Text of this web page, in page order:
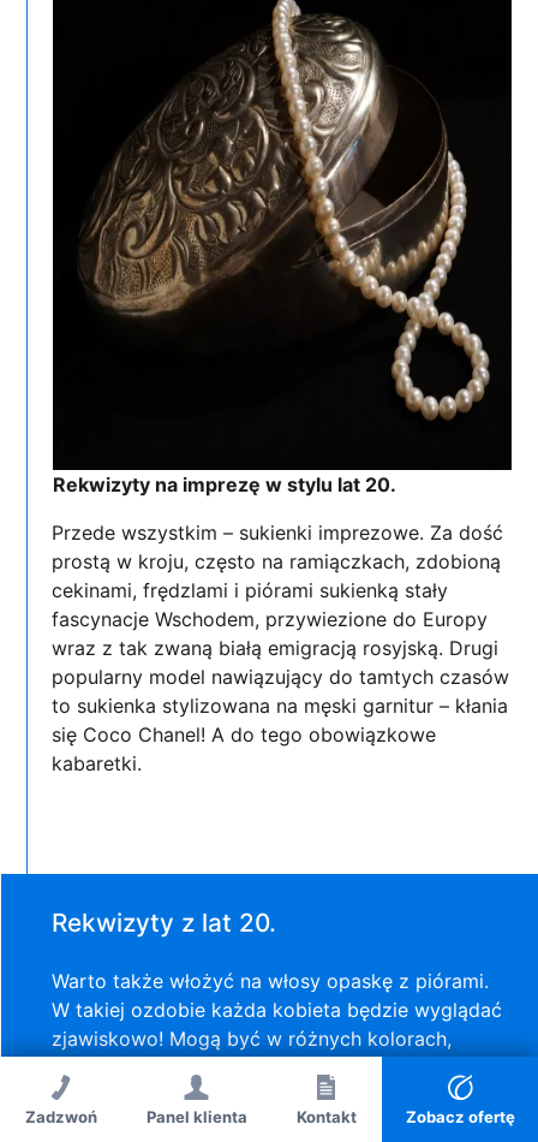
Rekwizyty na imprezę w stylu lat 20.
Przede wszystkim – sukienki imprezowe. Za dość
prostą w kroju, często na ramiączkach, zdobioną
cekinami, frędzlami i piórami sukienką stały
fascynacje Wschodem, przywiezione do Europy
wraz z tak zwaną białą emigracją rosyjską. Drugi
popularny model nawiązujący do tamtych czasów
to sukienka stylizowana na męski garnitur – kłania
się Coco Chanel! A do tego obowiązkowe
kabaretki.
Rekwizyty z lat 20.
Warto także włożyć na włosy opaskę z piórami.
W takiej ozdobie każda kobieta będzie wyglądać
zjawiskowo! Mogą być w różnych kolorach,
zdobione cekinami, perłami czy dżetami. Także
długie rękawiczki to obowiązkowy element
Zadzwoń Kontakt
Zadzwoń Panel klienta Kontakt Zobacz ofertę